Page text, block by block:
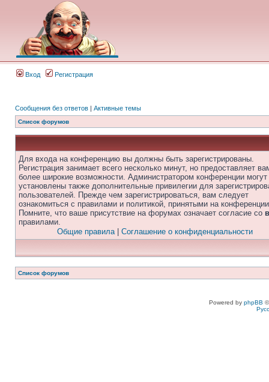
Вход Регистрация
Сообщения без ответов | Активные темы
Список форумов
Для входа на конференцию вы должны быть зарегистрированы.
Регистрация занимает всего несколько минут, но предоставляет
более широкие возможности. Администратором конференции
установлены также дополнительные привилегии для
пользователей. Прежде чем зарегистрироваться, вам следует
ознакомиться с правилами и политикой, принятыми на
Помните, что ваше присутствие на форумах означает согласие со
правилами.
Общие правила| Соглашение о конфиденциальности
Список форумов
Powered by phpBB